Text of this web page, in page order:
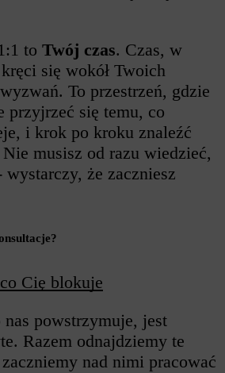
to Twój czas. Czas, w
się wokół Twoich
To przestrzeń, gdzie
przyjrzeć się temu, co
i krok po kroku znaleźć
musisz od razu wiedzieć,
wystarczy, że zaczniesz
Cię blokuje
nas powstrzymuje, jest
Razem odnajdziemy te
nad nimi pracować